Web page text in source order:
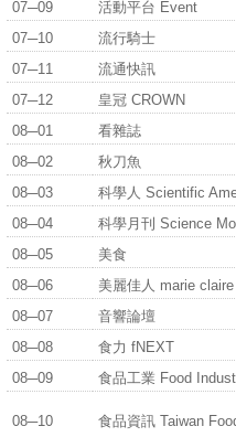
07─09
活動平台 Event
07─10
流行騎士
07─11
流通快訊
07─12
皇冠 CROWN
08─01
看雜誌
08─02
秋刀魚
08─03
科學人 Scientific
08─04
科學月刊 Science
08─05
美食
08─06
美麗佳人 marie claire
08─07
音響論壇
08─08
食力 fNEXT
08─09
食品工業 Food
08─10 食品資訊 Taiwan